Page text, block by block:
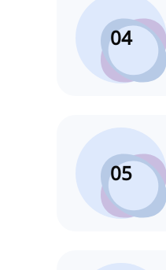
04
05